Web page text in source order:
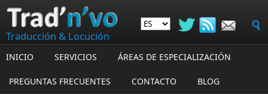
Skip to main content
Traducción & Locución
INICIO SERVICIOS ÁREAS DE ESPECIALIZACIÓN
PREGUNTAS FRECUENTES CONTACTO BLOG